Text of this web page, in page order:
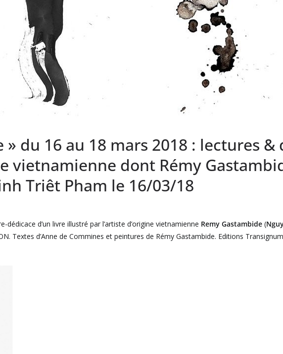
» du 16 au 18 mars 2018 : lectures &
vietnamienne dont Rémy
Triêt Pham le 16/03/18
dédicace d’un livre illustré par l’artiste d’origine vietnamienne Remy Gastambide (
Textes d’Anne de Commines et peintures de Rémy Gastambide. Editions